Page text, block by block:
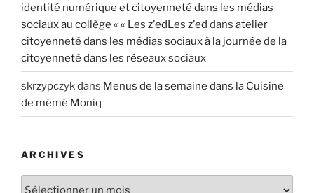
identité numérique et citoyenneté dans les médias
sociaux au collège « « Les z'edLes z'ed dans atelier
citoyenneté dans les médias sociaux à la journée de la
citoyenneté dans les réseaux sociaux
skrzypczykdans Menus de la semaine dans la Cuisine
de mémé Moniq
ARCHIVES
A